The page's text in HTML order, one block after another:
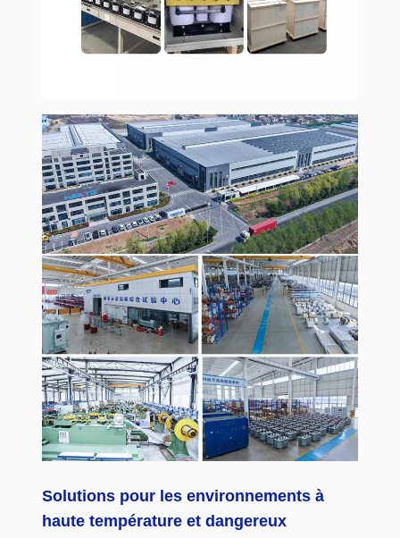
Solutions pour les environnements à
haute température et dangereux